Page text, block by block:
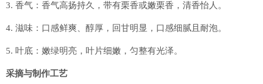
3. 香气：香气高扬持久，带有栗香或嫩栗香，清香怡人。
4. 滋味：口感鲜爽、醇厚，回甘明显，口感细腻且耐泡。
5. 叶底：嫩绿明亮，叶片细嫩，匀整有光泽。
采摘与制作工艺